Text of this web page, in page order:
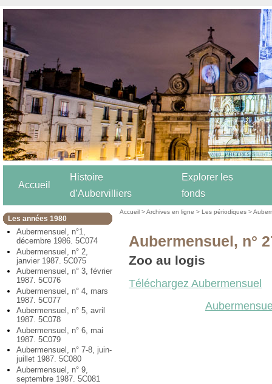
Accueil
Histoire
d’Aubervilliers
Explorer les
fonds
Les années 1980
Aubermensuel, n°1,
décembre 1986. 5C074
Aubermensuel, n° 2,
janvier 1987. 5C075
Aubermensuel, n° 3, février
1987. 5C076
Aubermensuel, n° 4, mars
1987. 5C077
Aubermensuel, n° 5, avril
1987. 5C078
Aubermensuel, n° 6, mai
1987. 5C079
Aubermensuel, n° 7-8, juin-
juillet 1987. 5C080
Aubermensuel, n° 9,
septembre 1987. 5C081
Accueil >Archives en ligne >Les périodiques >
Aubermensuel, n°
Zoo au logis
Téléchargez Aubermensuel